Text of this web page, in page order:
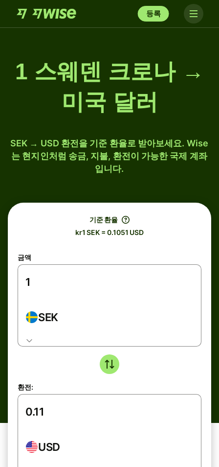
등록
1 스웨덴 크로나 →
미국 달러
SEK → USD 환전을 기준 환율로 받아보세요. Wise
는 현지인처럼 송금, 지불, 환전이 가능한 국제 계좌
입니다.
기준 환율
kr1 SEK = 0.1051 USD
금액
SEK
환전:
USD